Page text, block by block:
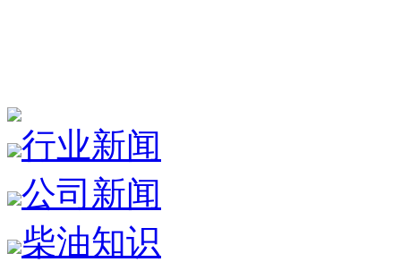
行业新闻
公司新闻
柴油知识